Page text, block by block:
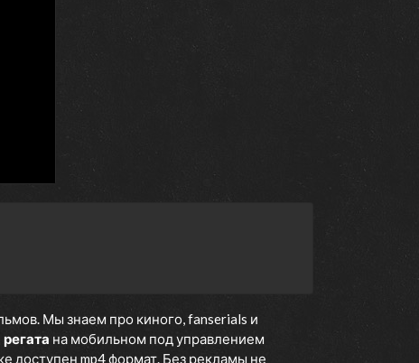
Мы знаем про киного, fanserials и
на мобильном под управлением
доступен mp4 формат. Без рекламы не